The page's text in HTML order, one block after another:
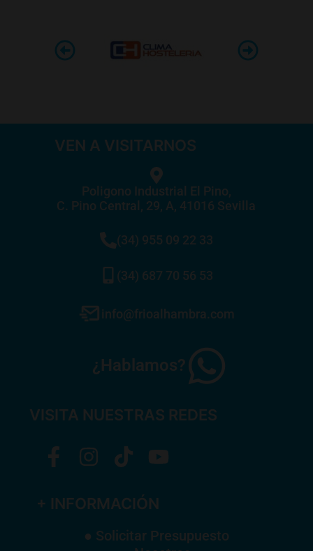
VEN A VISITARNOS
Poligono Industrial El Pino,
C. Pino Central, 29, A, 41016 Sevilla
(34) 955 09 22 33
(34) 687 70 56 53
info@frioalhambra.com
¿Hablamos?
VISITA NUESTRAS REDES
+ INFORMACIÓN
● Solicitar Presupuesto